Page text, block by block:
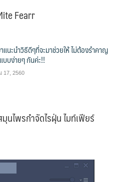
Fearr
แนะนำวิธีดีๆที่จะมาช่วยให้ ไม่ต้องรำคาญ
บบง่ายๆ กันค่ะ!!
17, 2560
นไพรกำจัดไรฝุ่น ไมท์เฟียร์